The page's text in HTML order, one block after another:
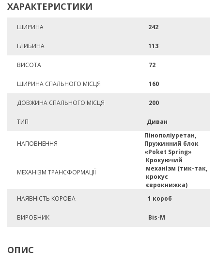
ХАРАКТЕРИСТИКИ
ШИРИНА 242
ГЛИБИНА 113
ВИСОТА 72
ШИРИНА СПАЛЬНОГО МІСЦЯ 160
ДОВЖИНА СПАЛЬНОГО МІСЦЯ 200
ТИП Диван
НАПОВНЕННЯ
Пінополіуретан,
Пружинний блок
«Poket Spring»
МЕХАНІЗМ ТРАНСФОРМАЦІЇ
Крокуючий
механізм (тик-так,
крокує
єврокнижка)
НАЯВНІСТЬ КОРОБА
1 короб
ВИРОБНИК Bis-M
ОПИС